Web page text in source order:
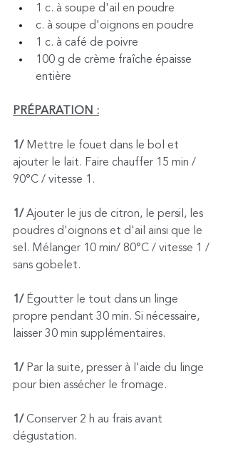
1 c. à soupe d'ail en poudre
c. à soupe d'oignons en poudre
1 c. à café de poivre
100 g de crème fraîche épaisse
entière
PRÉPARATION :
1/ Mettre le fouet dans le bol et
ajouter le lait. Faire chauffer 15 min /
90°C / vitesse 1.
1/ Ajouter le jus de citron, le persil, les
poudres d'oignons et d'ail ainsi que le
sel. Mélanger 10 min/ 80°C / vitesse 1 /
sans gobelet.
1/ Égoutter le tout dans un linge
propre pendant 30 min. Si nécessaire,
laisser 30 min supplémentaires.
1/ Par la suite, presser à l'aide du linge
pour bien assécher le fromage.
1/ Conserver 2 h au frais avant
dégustation.